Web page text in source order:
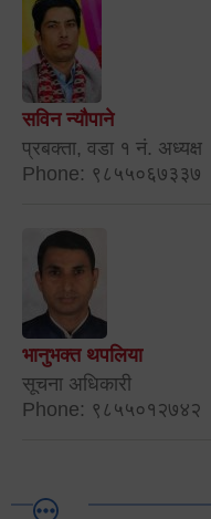
सविन न्यौपाने
प्रबक्ता, वडा १ नं. अध्यक्ष
Phone: ९८५५०६७३३७
भानुभक्त थपलिया
सूचना अधिकारी
Phone: ९८५५०१२७४२